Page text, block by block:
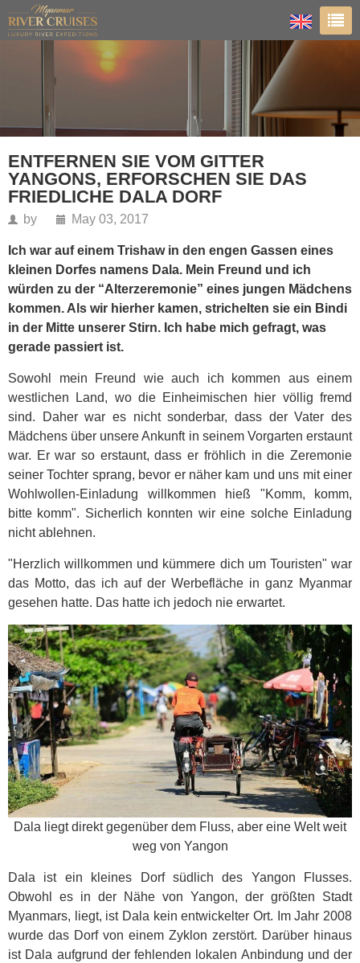
ENTFERNEN SIE VOM GITTER
YANGONS, ERFORSCHEN SIE DAS
FRIEDLICHE DALA DORF
by May 03, 2017
Ich war auf einem Trishaw in den engen Gassen eines
kleinen Dorfes namens Dala. Mein Freund und ich
würden zu der “Alterzeremonie” eines jungen Mädchens
kommen. Als wir hierher kamen, strichelten sie ein Bindi
in der Mitte unserer Stirn. Ich habe mich gefragt, was
gerade passiert ist.
Sowohl mein Freund wie auch ich kommen aus einem
westlichen Land, wo die Einheimischen hier völlig fremd
sind. Daher war es nicht sonderbar, dass der Vater des
Mädchens über unsere Ankunft in seinem Vorgarten erstaunt
war. Er war so erstaunt, dass er fröhlich in die Zeremonie
seiner Tochter sprang, bevor er näher kam und uns mit einer
Wohlwollen-Einladung willkommen hieß "Komm, komm,
bitte komm". Sicherlich konnten wir eine solche Einladung
nicht ablehnen.
"Herzlich willkommen und kümmere dich um Touristen" war
das Motto, das ich auf der Werbefläche in ganz Myanmar
gesehen hatte. Das hatte ich jedoch nie erwartet.
Dala liegt direkt gegenüber dem Fluss, aber eine Welt weit
weg von Yangon
Dala ist ein kleines Dorf südlich des Yangon Flusses.
Obwohl es in der Nähe von Yangon, der größten Stadt
Myanmars, liegt, ist Dala kein entwickelter Ort. Im Jahr 2008
wurde das Dorf von einem Zyklon zerstört. Darüber hinaus
ist Dala aufgrund der fehlenden lokalen Anbindung und der